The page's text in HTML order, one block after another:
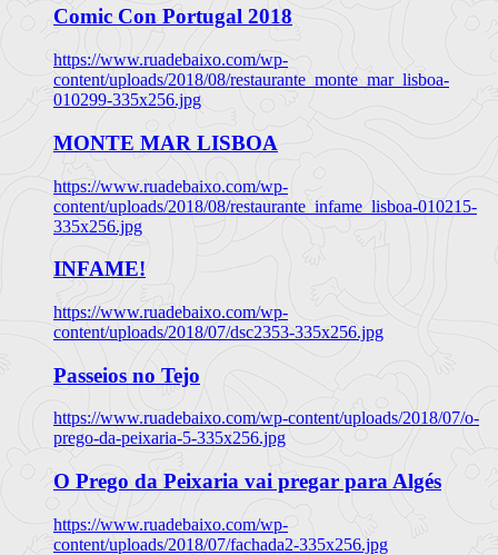
Comic Con Portugal 2018
https://www.ruadebaixo.com/wp-
content/uploads/2018/08/restaurante_monte_mar_lisboa-
010299-335x256.jpg
MONTE MAR LISBOA
https://www.ruadebaixo.com/wp-
content/uploads/2018/08/restaurante_infame_lisboa-010215-
335x256.jpg
INFAME!
https://www.ruadebaixo.com/wp-
content/uploads/2018/07/dsc2353-335x256.jpg
Passeios no Tejo
https://www.ruadebaixo.com/wp-content/uploads/2018/07/o-
prego-da-peixaria-5-335x256.jpg
O Prego da Peixaria vai pregar para Algés
https://www.ruadebaixo.com/wp-
content/uploads/2018/07/fachada2-335x256.jpg